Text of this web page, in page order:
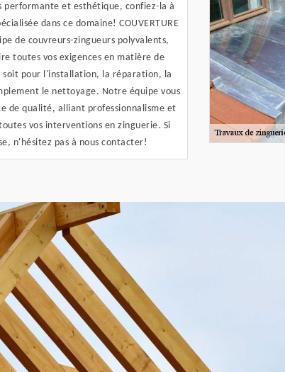
performante et esthétique, confiez-la à
dans ce domaine! COUVERTURE
de couvreurs-zingueurs polyvalents,
toutes vos exigences en matière de
soit pour l'installation, la réparation, la
le nettoyage. Notre équipe vous
de qualité, alliant professionnalisme et
vos interventions en zinguerie. Si
n'hésitez pas à nous contacter!